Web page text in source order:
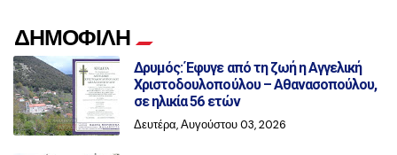
ΔΗΜΟΦΙΛΗ
Δρυμός: Έφυγε από τη ζωή η Αγγελική
Χριστοδουλοπούλου – Αθανασοπούλου,
σε ηλικία 56 ετών
Δευτέρα, Αυγούστου 03, 2026